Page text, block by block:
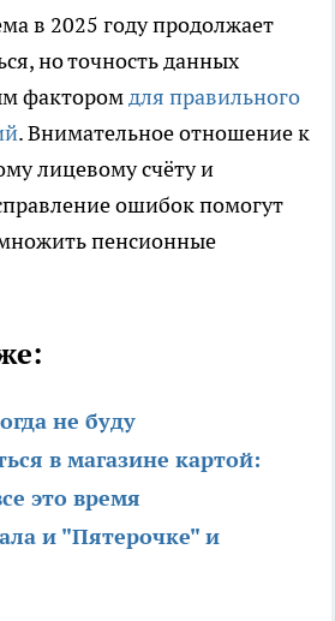
в 2025 году продолжает
но точность данных
факторомдля правильного
. Внимательное отношение к
лицевому счёту и
ошибок помогут
пенсионные
не буду
в магазине картой:
это время
и "Пятерочке" и